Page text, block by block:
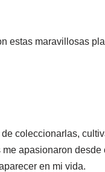
estas maravillosas
coleccionarlas,
apasionaron
en mi vida.